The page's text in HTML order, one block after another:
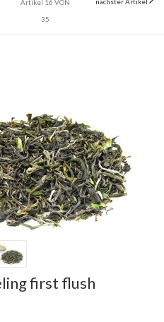
Artikel 16 VON
35
first flush